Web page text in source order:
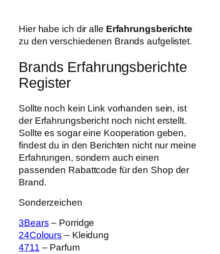
Hier habe ich dir alle Erfahrungsberichte
zu den verschiedenen Brands aufgelistet.
Brands Erfahrungsberichte
Register
Sollte noch kein Link vorhanden sein, ist
der Erfahrungsbericht noch nicht erstellt.
Sollte es sogar eine Kooperation geben,
findest du in den Berichten nicht nur meine
Erfahrungen, sondern auch einen
passenden Rabattcode für den Shop der
Brand.
Sonderzeichen
3Bears – Porridge
24Colours – Kleidung
4711 – Parfum